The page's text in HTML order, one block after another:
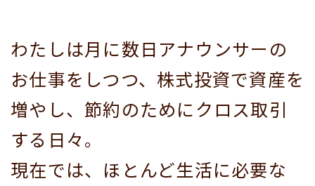
わたしは月に数日アナウンサーの
お仕事をしつつ、株式投資で資産を
増やし、節約のためにクロス取引
する日々。
現在では、ほとんど生活に必要な